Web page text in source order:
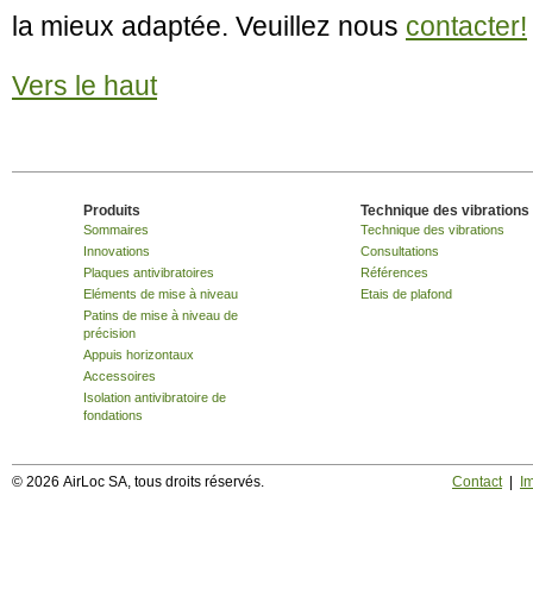
la mieux adaptée. Veuillez nous contacter!
Vers le haut
Produits
Sommaires
Innovations
Plaques antivibratoires
Eléments de mise à niveau
Patins de mise à niveau de
précision
Appuis horizontaux
Accessoires
Isolation antivibratoire de
fondations
Technique des vibrations
Technique des vibrations
Consultations
Références
Etais de plafond
© 2026 AirLoc SA, tous droits réservés. Contact|